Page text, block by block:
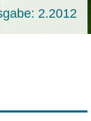
2.2012